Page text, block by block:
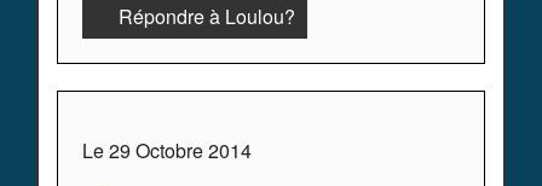
Répondre à Loulou?
Le 29 Octobre 2014